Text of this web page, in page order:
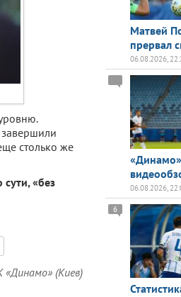
столько же
«без
(Киев)
Матвей
прервал
06.08.2026,
06.08.2026,
6